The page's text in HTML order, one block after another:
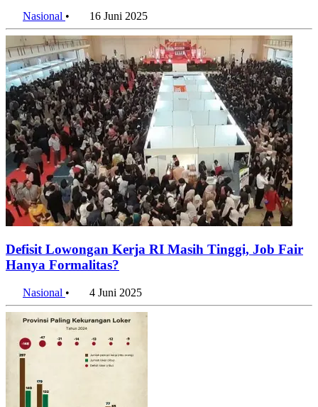
Nasional • 16 Juni 2025
Defisit Lowongan Kerja RI Masih Tinggi, Job Fair
Hanya Formalitas?
Nasional • 4 Juni 2025